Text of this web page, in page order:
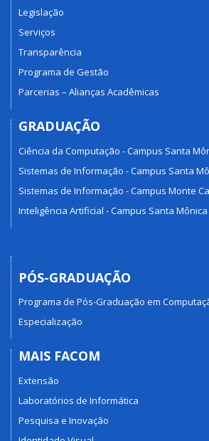
Legislação
Serviços
Transparência
Programa de Gestão
Parcerias – Alianças Acadêmicas
GRADUAÇÃO
Ciência da Computação - Campus Santa
Sistemas de Informação - Campus Santa
Sistemas de Informação - Campus Monte
Inteligência Artificial - Campus Santa Mônica
PÓS-GRADUAÇÃO
Programa de Pós-Graduação em
Especialização
MAIS FACOM
Extensão
Laboratórios de Informática
Pesquisa e Inovação